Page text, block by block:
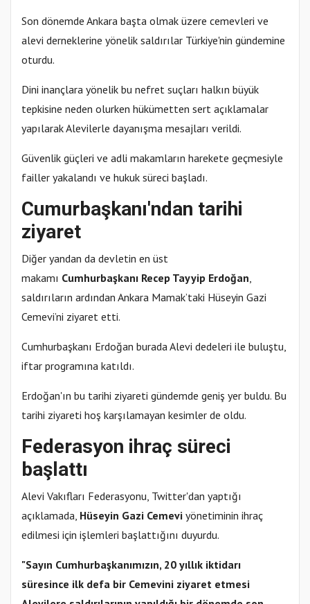
Son dönemde Ankara başta olmak üzere cemevleri ve
alevi derneklerine yönelik saldırılar Türkiye'nin gündemine
oturdu.
Dini inançlara yönelik bu nefret suçları halkın büyük
tepkisine neden olurken hükümetten sert açıklamalar
yapılarak Alevilerle dayanışma mesajları verildi.
Güvenlik güçleri ve adli makamların harekete geçmesiyle
failler yakalandı ve hukuk süreci başladı.
Cumurbaşkanı'ndan tarihi
ziyaret
Diğer yandan da devletin en üst
makamı Cumhurbaşkanı Recep Tayyip Erdoğan
saldırıların ardından Ankara Mamak’taki Hüseyin Gazi
Cemevi’ni ziyaret etti.
Cumhurbaşkanı Erdoğan burada Alevi dedeleri ile buluştu,
iftar programına katıldı.
Erdoğan'ın bu tarihi ziyareti gündemde geniş yer buldu. Bu
tarihi ziyareti hoş karşılamayan kesimler de oldu.
Federasyon ihraç süreci
başlattı
Alevi Vakıfları Federasyonu, Twitter'dan yaptığı
açıklamada, Hüseyin Gazi Cemevi yönetiminin ihraç
edilmesi için işlemleri başlattığını duyurdu.
"Sayın Cumhurbaşkanımızın, 20 yıllık iktidarı
süresince ilk defa bir Cemevini ziyaret etmesi